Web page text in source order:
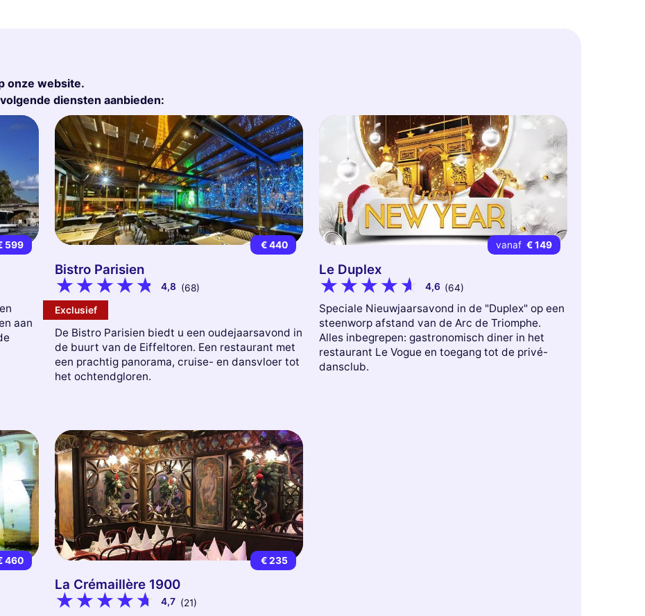
onze website.
diensten aanbieden:
599
aan
€ 440
Bistro Parisien
4,8 (68)
Exclusief
De Bistro Parisien biedt u een oudejaarsavond in
de buurt van de Eiffeltoren. Een restaurant met
een prachtig panorama, cruise- en dansvloer tot
het ochtendgloren.
vanaf € 149
Le Duplex
4,6 (64)
Speciale Nieuwjaarsavond in de "Duplex" op een
steenworp afstand van de Arc de Triomphe.
Alles inbegrepen: gastronomisch diner in het
restaurant Le Vogue en toegang tot de privé-
dansclub.
460 € 235
La Crémaillère 1900
4,7 (21)